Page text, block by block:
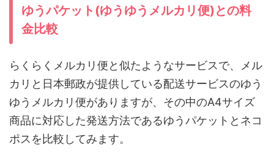
ゆうパケット(ゆうゆうメルカリ便)との料
金比較
らくらくメルカリ便と似たようなサービスで、メル
カリと日本郵政が提供している配送サービスのゆう
ゆうメルカリ便がありますが、その中のA4サイズ
商品に対応した発送方法であるゆうパケットとネコ
ポスを比較してみます。